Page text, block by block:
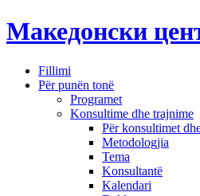
Македонски
Fillimi
Për punën tonë
Programet
Konsultime dhe trajnime
Për konsultimet
Metodologjia
Tema
Konsultantë
Kalendari